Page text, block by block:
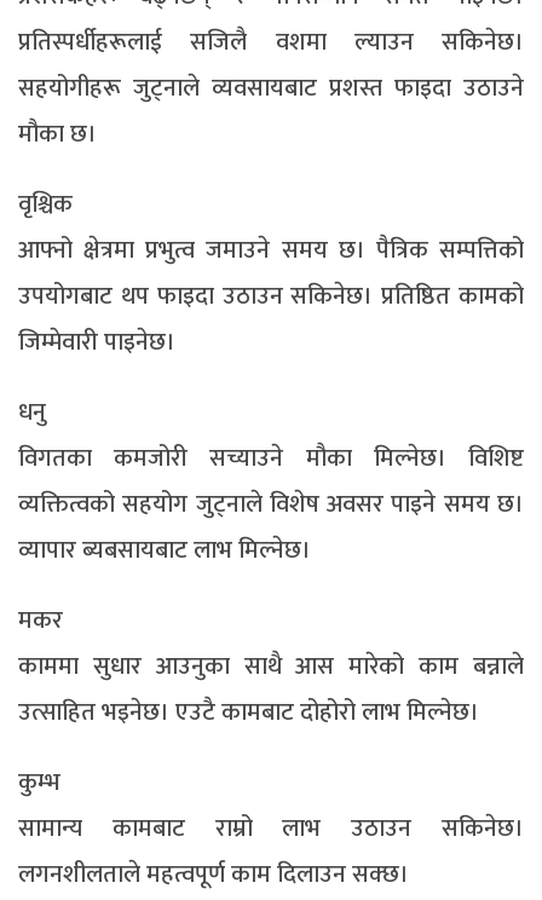
प्रतिस्पर्धीहरूलाई सजिलै वशमा ल्याउन सकिनेछ।
सहयोगीहरू जुट्नाले व्यवसायबाट प्रशस्त फाइदा उठाउने
मौका छ।
वृश्चिक
आफ्नो क्षेत्रमा प्रभुत्व जमाउने समय छ। पैत्रिक सम्पत्तिको
उपयोगबाट थप फाइदा उठाउन सकिनेछ। प्रतिष्ठित कामको
जिम्मेवारी पाइनेछ।
धनु
विगतका कमजोरी सच्याउने मौका मिल्नेछ। विशिष्ट
व्यक्तित्वको सहयोग जुट्नाले विशेष अवसर पाइने समय छ।
व्यापार ब्यबसायबाट लाभ मिल्नेछ।
मकर
काममा सुधार आउनुका साथै आस मारेको काम बन्नाले
उत्साहित भइनेछ। एउटै कामबाट दोहोरो लाभ मिल्नेछ।
कुम्भ
सामान्य कामबाट राम्रो लाभ उठाउन सकिनेछ।
लगनशीलताले महत्वपूर्ण काम दिलाउन सक्छ।